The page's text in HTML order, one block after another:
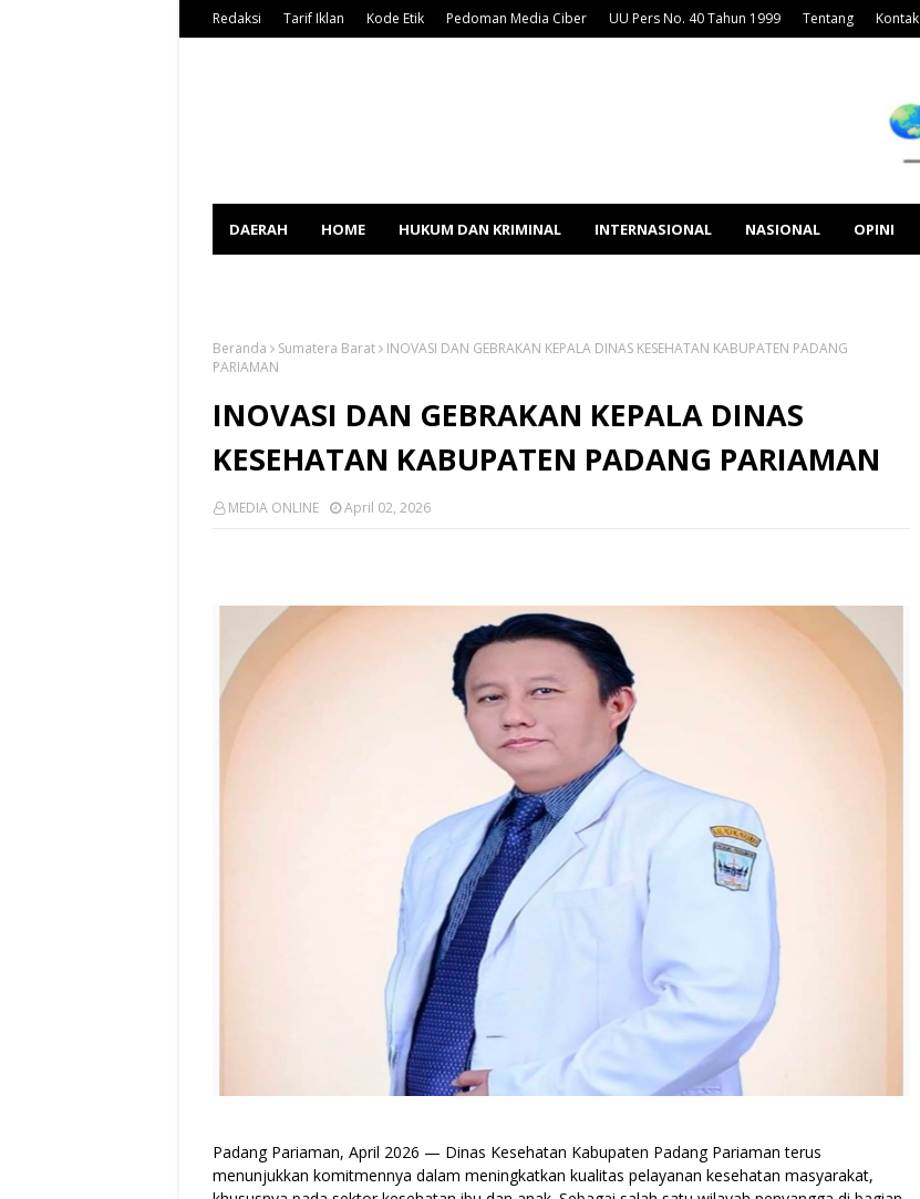
Redaksi Tarif Iklan Kode Etik Pedoman Media Ciber UU Pers No. 40 Tahun 1999 Tentang Kontak
DAERAH HOME HUKUM DAN KRIMINAL INTERNASIONAL NASIONAL OPINI
Beranda Sumatera Barat
INOVASI DAN GEBRAKAN KEPALA DINAS KESEHATAN KABUPATEN PADANG
PARIAMAN
INOVASI DAN GEBRAKAN KEPALA DINAS
KESEHATAN KABUPATEN PADANG PARIAMAN
MEDIA ONLINE April 02, 2026
Padang Pariaman, April 2026 — Dinas Kesehatan Kabupaten Padang Pariaman terus
menunjukkan komitmennya dalam meningkatkan kualitas pelayanan kesehatan masyarakat,